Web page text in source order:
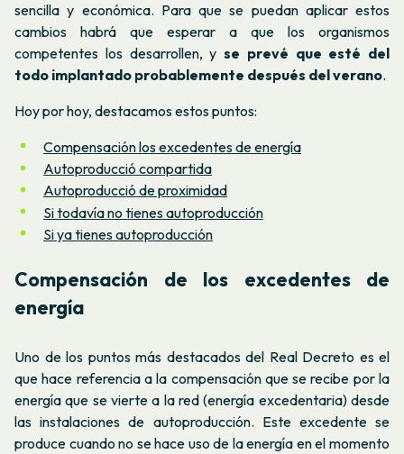
sencilla y económica. Para que se puedan aplicar estos
cambios habrá que esperar a que los organismos
competentes los desarrollen, y se prevé que esté del
todo implantado probablemente después del verano.
Hoy por hoy, destacamos estos puntos:
Compensación los excedentes de energía
Autoproducció compartida
Autoproducció de proximidad
Si todavía no tienes autoproducción
Si ya tienes autoproducción
Compensación de los excedentes de
energía
Uno de los puntos más destacados del Real Decreto es el
que hace referencia a la compensación que se recibe por la
energía que se vierte a la red (energía excedentaria) desde
las instalaciones de autoproducción. Este excedente se
produce cuando no se hace uso de la energía en el momento